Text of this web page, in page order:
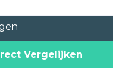
Vergelijken